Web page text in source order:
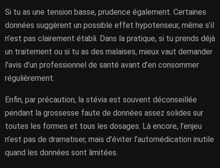
Si tu as une tension basse, prudence également. Certaines
données suggèrent un possible effet hypotenseur, même s’il
n’est pas clairement établi. Dans la pratique, si tu prends déjà
un traitement ou si tu as des malaises, mieux vaut demander
l’avis d’un professionnel de santé avant d’en consommer
régulièrement.
Enfin, par précaution, la stévia est souvent déconseillée
pendant la grossesse faute de données assez solides sur
toutes les formes et tous les dosages. Là encore, l’enjeu
n’est pas de dramatiser, mais d’éviter l’automédication inutile
quand les données sont limitées.